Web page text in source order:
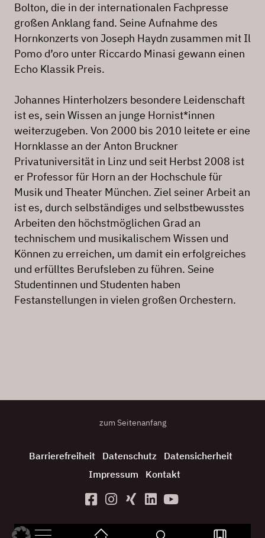
Bolton, die in der internationalen Fachpresse
großen Anklang fand. Seine Aufnahme des
Hornkonzerts von Joseph Haydn zusammen mit Il
Pomo d’oro unter Riccardo Minasi gewann einen
Echo Klassik Preis.
Johannes Hinterholzers besondere Leidenschaft
ist es, sein Wissen an junge Hornist*innen
weiterzugeben. Von 2000 bis 2010 leitete er eine
Hornklasse an der Anton Bruckner
Privatuniversität in Linz und seit Herbst 2008 ist
er Professor für Horn an der Hochschule für
Musik und Theater München. Ziel seiner Arbeit an
ist es, durch selbständiges und selbstbewusstes
Arbeiten den höchstmöglichen Grad an
technischem und musikalischem Wissen und
Können zu erreichen, um damit ein erfolgreiches
und erfülltes Berufsleben zu führen. Seine
Studentinnen und Studenten haben
Festanstellungen in vielen großen Orchestern.
zum Seitenanfang
Barrierefreiheit Datenschutz
Datensicherheit
Impressum
Kontakt